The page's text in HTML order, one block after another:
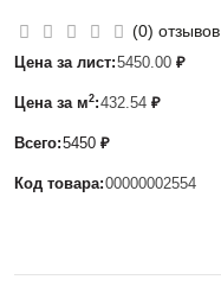
(0) отзывов
Цена за лист:5450.00 ₽
Цена за м2:432.54 ₽
Всего:5450 ₽
Код товара:00000002554